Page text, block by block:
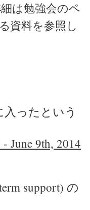
は勉強会のペ
資料を参照し
入ったという
June 9th, 2014
support) の